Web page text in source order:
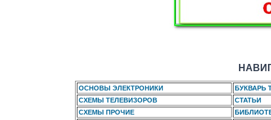
ОСНОВЫ ЭЛЕКТРОНИКИ
БУКВАРЬ
СХЕМЫ ТЕЛЕВИЗОРОВ
СТАТЬИ
СХЕМЫ ПРОЧИЕ